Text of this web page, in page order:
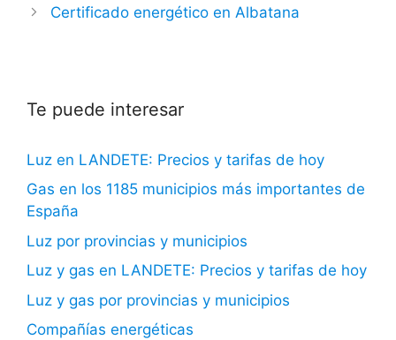
Certificado energético en Albatana
Te puede interesar
Luz en LANDETE: Precios y tarifas de hoy
Gas en los 1185 municipios más importantes de
España
Luz por provincias y municipios
Luz y gas en LANDETE: Precios y tarifas de hoy
Luz y gas por provincias y municipios
Compañías energéticas